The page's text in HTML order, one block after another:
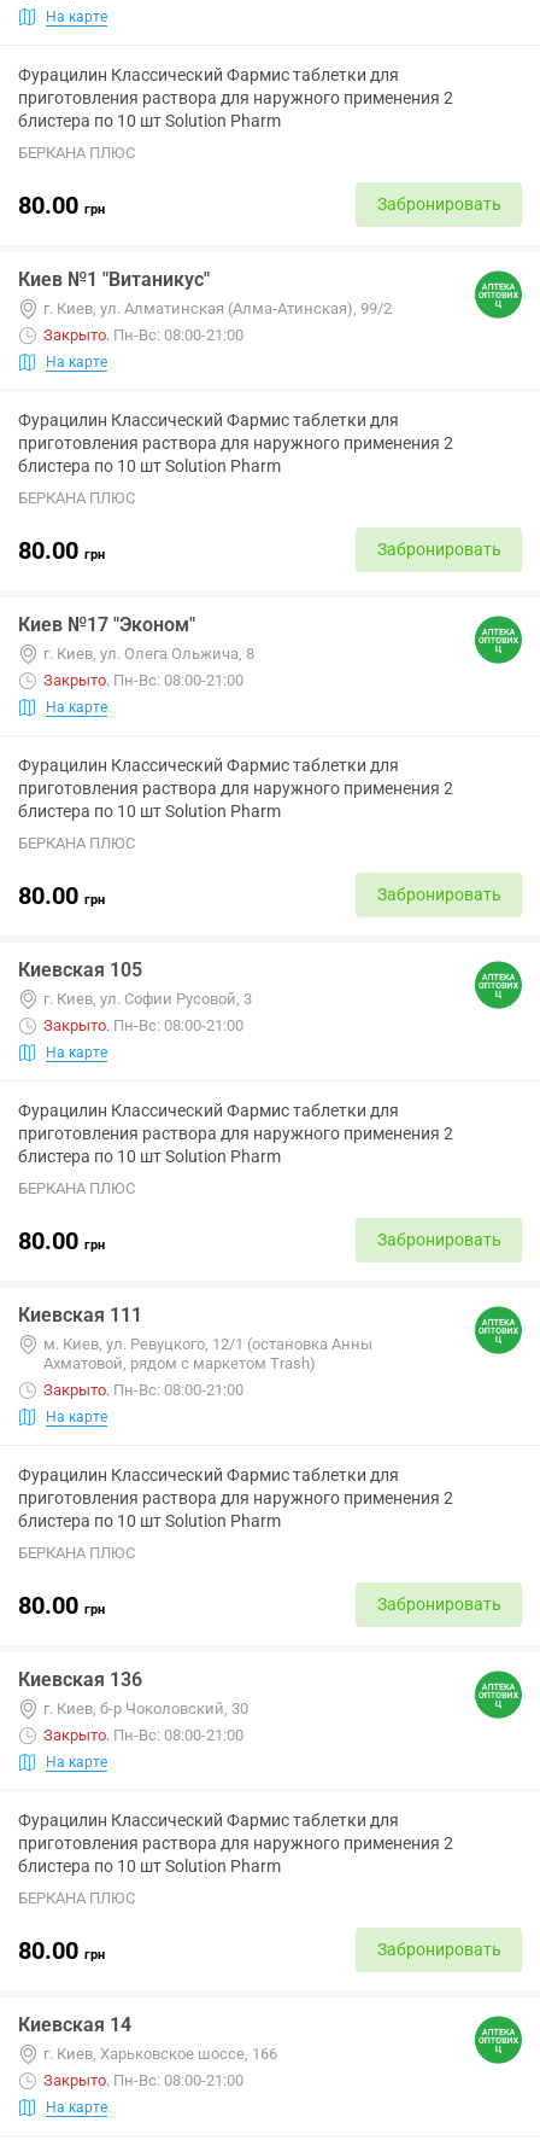
На карте
Фурацилин Классический Фармис таблетки для
приготовления раствора для наружного применения 2
блистера по 10 шт Solution Pharm
БЕРКАНА ПЛЮС
80.00 грн Забронировать
Киев №1 "Витаникус"
г. Киев, ул. Алматинская (Алма-Атинская), 99/2
Закрыто. Пн-Вс: 08:00-21:00
На карте
Фурацилин Классический Фармис таблетки для
приготовления раствора для наружного применения 2
блистера по 10 шт Solution Pharm
БЕРКАНА ПЛЮС
80.00 грн Забронировать
Киев №17 "Эконом"
г. Киев, ул. Олега Ольжича, 8
Закрыто. Пн-Вс: 08:00-21:00
На карте
Фурацилин Классический Фармис таблетки для
приготовления раствора для наружного применения 2
блистера по 10 шт Solution Pharm
БЕРКАНА ПЛЮС
80.00 грн Забронировать
Киевская 105
г. Киев, ул. Софии Русовой, 3
Закрыто. Пн-Вс: 08:00-21:00
На карте
Фурацилин Классический Фармис таблетки для
приготовления раствора для наружного применения 2
блистера по 10 шт Solution Pharm
БЕРКАНА ПЛЮС
80.00 грн Забронировать
Киевская 111
м. Киев, ул. Ревуцкого, 12/1 (остановка Анны
Ахматовой, рядом с маркетом Trash)
Закрыто. Пн-Вс: 08:00-21:00
На карте
Фурацилин Классический Фармис таблетки для
приготовления раствора для наружного применения 2
блистера по 10 шт Solution Pharm
БЕРКАНА ПЛЮС
80.00 грн Забронировать
Киевская 136
г. Киев, б-р Чоколовский, 30
Закрыто. Пн-Вс: 08:00-21:00
На карте
Фурацилин Классический Фармис таблетки для
приготовления раствора для наружного применения 2
блистера по 10 шт Solution Pharm
БЕРКАНА ПЛЮС
80.00 грн Забронировать
Киевская 14
г. Киев, Харьковское шоссе, 166
Закрыто. Пн-Вс: 08:00-21:00
На карте